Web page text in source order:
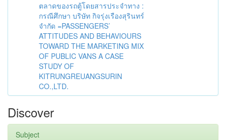
ตลาดของรถตู้โดยสารประจำทาง :
กรณีศึกษา บริษัท กิจรุ่งเรืองสุรินทร์
จำกัด =PASSENGERS’
ATTITUDES AND BEHAVIOURS
TOWARD THE MARKETING MIX
OF PUBLIC VANS A CASE
STUDY OF
KITRUNGREUANGSURIN
CO.,LTD.
Discover
Subject